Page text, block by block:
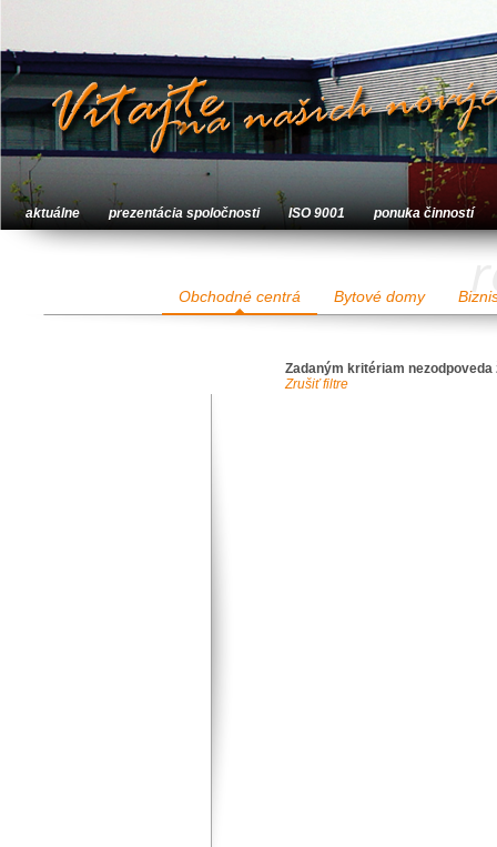
aktuálne prezentácia spoločnosti ISO 9001 ponuka činností
Obchodné centrá Bytové domy
Zadaným kritériam nezodpoveda
Zrušiť filtre